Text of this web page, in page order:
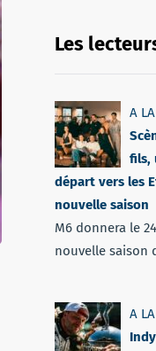
Les
A
fils,
départ vers les
nouvelle saison
M6 donnera le
nouvelle saison
A